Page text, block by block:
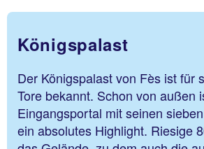
Königspalast
Der Königspalast von Fès ist für
Tore bekannt. Schon von außen
Eingangsportal mit seinen
ein absolutes Highlight. Riesige